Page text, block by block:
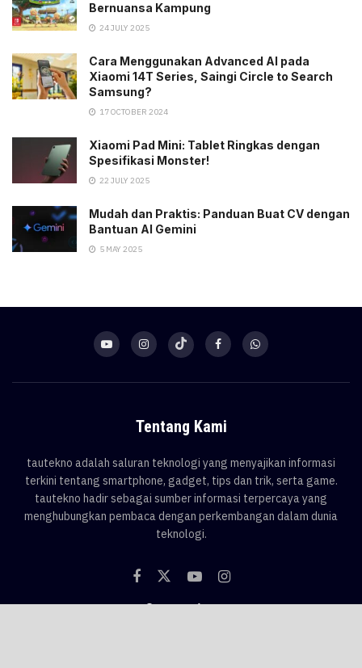
Bernuansa Kampung
24 JULY 2025
Cara Menggunakan Advanced AI pada
Xiaomi 14T Series, Saingi Circle to Search
Samsung?
17 OCTOBER 2024
Xiaomi Pad Mini: Tablet Ringkas dengan
Spesifikasi Monster!
22 JULY 2025
Mudah dan Praktis: Panduan Buat CV dengan
Bantuan AI Gemini
5 MAY 2025
Tentang Kami
tautekno adalah saluran teknologi yang menyajikan informasi
terkini tentang smartphone, gadget, tips dan trik, serta game.
tautekno hadir sebagai sumber informasi terpercaya yang
menghubungkan pembaca dengan perkembangan dalam dunia
teknologi.
Categories